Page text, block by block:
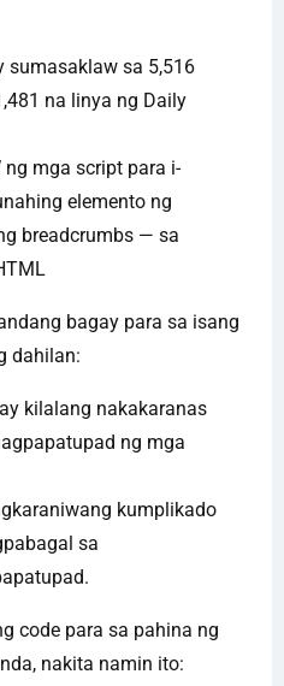
sumasaklaw sa 5,516
na linya ng Daily
mga script para i-
elemento ng
breadcrumbs — sa
bagay para sa isang
dahilan:
kilalang nakakaranas
ng mga
kumplikado
sa
code para sa pahina ng
nakita namin ito: